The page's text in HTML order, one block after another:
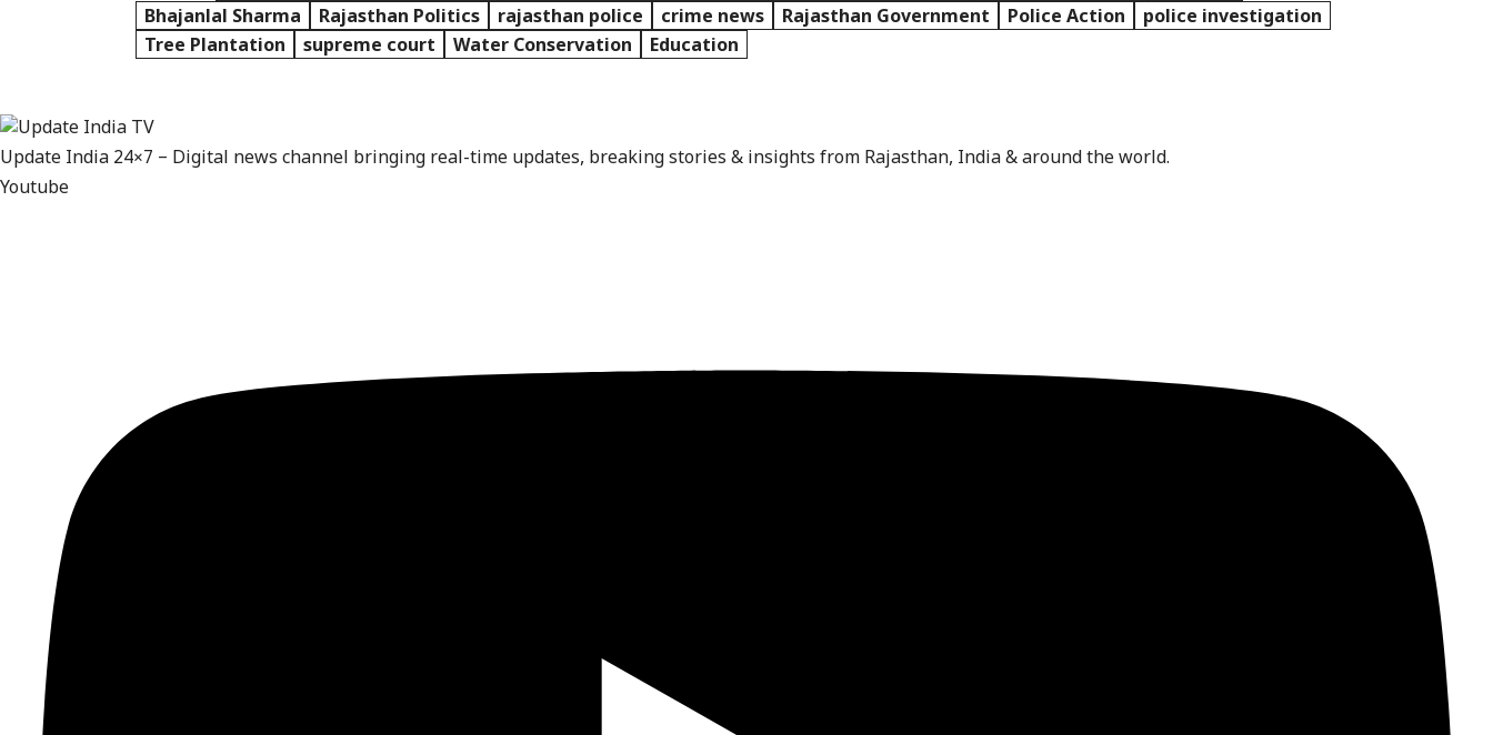
Bhajanlal Sharma
Rajasthan Politics rajasthan police crime news Rajasthan Government Police Action
police investigation
Tree Plantation
supreme court Water Conservation Education
Update India 24×7 – Digital news channel bringing real-time updates, breaking stories & insights from Rajasthan, India & around the world.
Youtube